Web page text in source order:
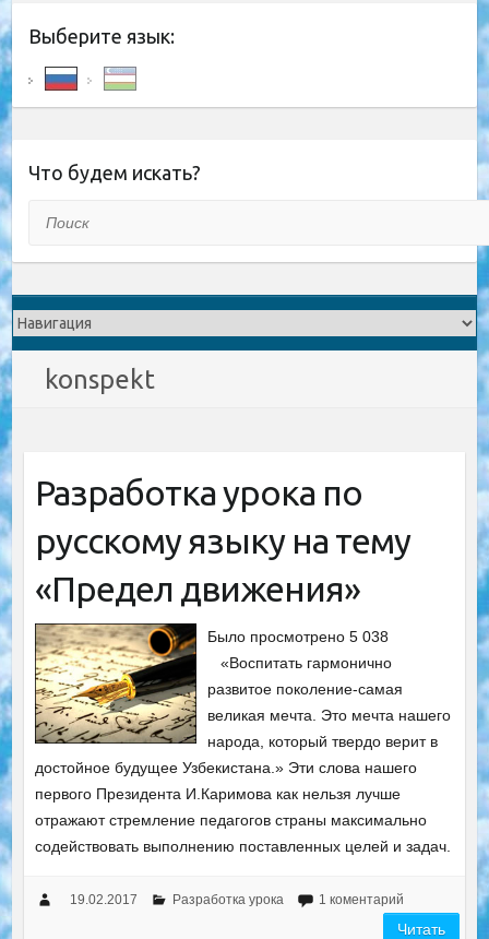
Выберите язык:
Что будем искать?
konspekt
Разработка урока по
русскому языку на тему
«Предел движения»
Было просмотрено 5 038
«Воспитать гармонично
развитое поколение-самая
великая мечта. Это мечта нашего
народа, который твердо верит в
достойное будущее Узбекистана.» Эти слова нашего
первого Президента И.Каримова как нельзя лучше
отражают стремление педагогов страны максимально
содействовать выполнению поставленных целей и задач.
19.02.2017 Разработка урока 1 коментарий
Читать